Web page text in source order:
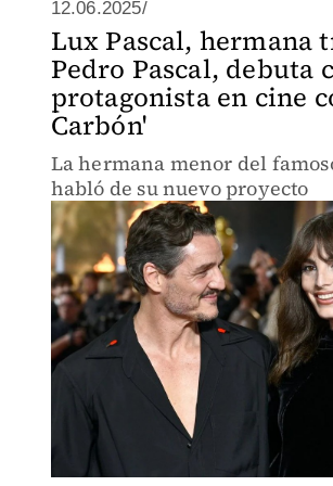
12.06.2025/
Lux Pascal, hermana
Pedro Pascal, debuta
protagonista en cine
Carbón'
La hermana menor del
habló de su nuevo proyecto